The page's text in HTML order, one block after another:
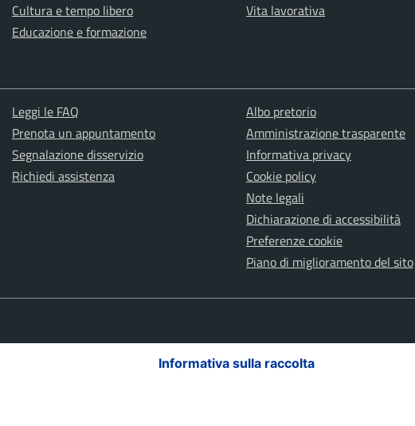
Cultura e tempo libero
Educazione e formazione
Vita lavorativa
Leggi le FAQ
Prenota un appuntamento
Segnalazione disservizio
Richiedi assistenza
Albo pretorio
Amministrazione trasparente
Informativa privacy
Cookie policy
Note legali
Dichiarazione di accessibilità
Preferenze cookie
Piano di miglioramento del sito
Informativa sulla raccolta